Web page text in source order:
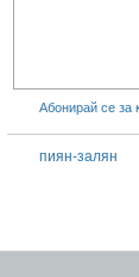
Абонирай се за
пиян-залян